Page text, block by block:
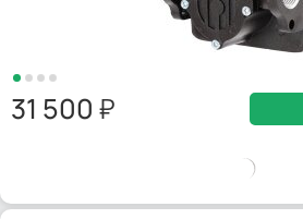
31 500